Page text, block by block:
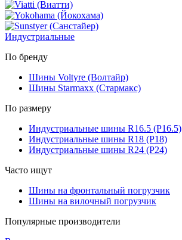
Индустриальные
По бренду
Шины Voltyre (Волтайр)
Шины Starmaxx (Стармакс)
По размеру
Индустриальные шины R16.5 (Р16.5)
Индустриальные шины R18 (Р18)
Индустриальные шины R24 (Р24)
Часто ищут
Шины на фронтальный погрузчик
Шины на вилочный погрузчик
Популярные производители